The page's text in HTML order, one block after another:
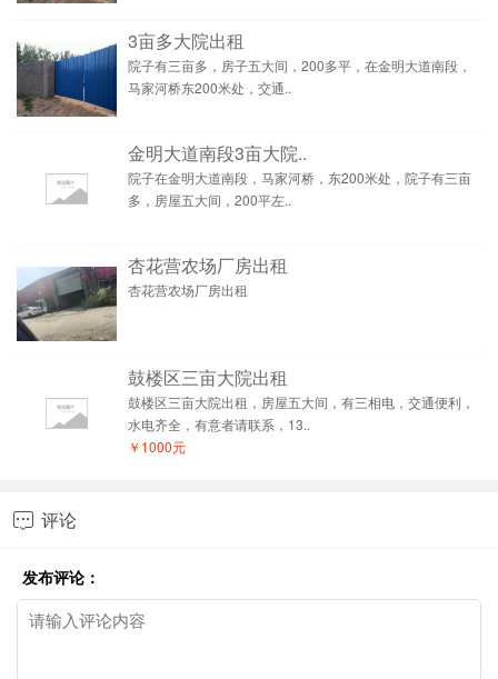
3亩多大院出租
院子有三亩多，房子五大间，200多平，在金明大道南段，
马家河桥东200米处，交通..
金明大道南段3亩大院..
院子在金明大道南段，马家河桥，东200米处，院子有三亩
多，房屋五大间，200平左..
杏花营农场厂房出租
杏花营农场厂房出租
鼓楼区三亩大院出租
鼓楼区三亩大院出租，房屋五大间，有三相电，交通便利，
水电齐全，有意者请联系，13..
￥1000元
 评论
发布评论：